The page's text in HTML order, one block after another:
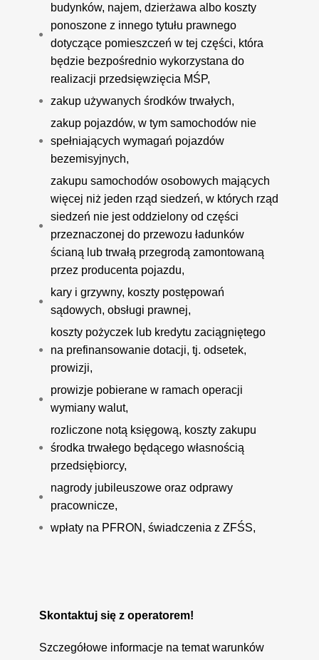
budynków, najem, dzierżawa albo koszty
ponoszone z innego tytułu prawnego
dotyczące pomieszczeń w tej części, która
będzie bezpośrednio wykorzystana do
realizacji przedsięwzięcia MŚP,
zakup używanych środków trwałych,
zakup pojazdów, w tym samochodów nie
spełniających wymagań pojazdów
bezemisyjnych,
zakupu samochodów osobowych mających
więcej niż jeden rząd siedzeń, w których rząd
siedzeń nie jest oddzielony od części
przeznaczonej do przewozu ładunków
ścianą lub trwałą przegrodą zamontowaną
przez producenta pojazdu,
kary i grzywny, koszty postępowań
sądowych, obsługi prawnej,
koszty pożyczek lub kredytu zaciągniętego
na prefinansowanie dotacji, tj. odsetek,
prowizji,
prowizje pobierane w ramach operacji
wymiany walut,
rozliczone notą księgową, koszty zakupu
środka trwałego będącego własnością
przedsiębiorcy,
nagrody jubileuszowe oraz odprawy
pracownicze,
wpłaty na PFRON, świadczenia z ZFŚS,
Skontaktuj się z operatorem!
Szczegółowe informacje na temat warunków